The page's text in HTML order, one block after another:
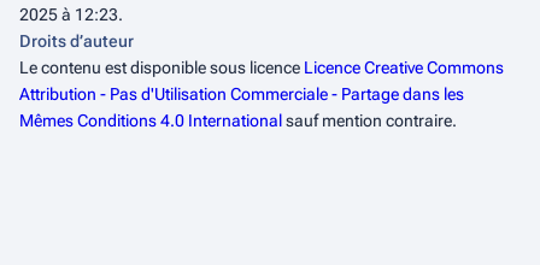
2025 à 12:23.
Droits d’auteur
Le contenu est disponible sous licence Licence Creative Commons
Attribution - Pas d'Utilisation Commerciale - Partage dans les
Mêmes Conditions 4.0 Internationalsauf mention contraire.